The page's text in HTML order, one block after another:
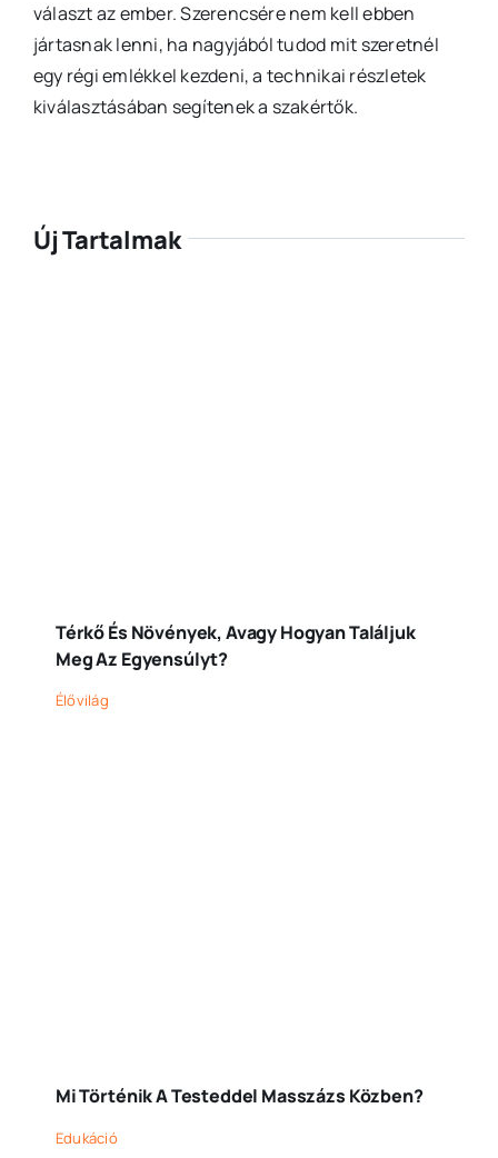
választ az ember. Szerencsére nem kell ebben
jártasnak lenni, ha nagyjából tudod mit szeretnél
egy régi emlékkel kezdeni, a technikai részletek
kiválasztásában segítenek a szakértők.
Új Tartalmak
Térkő És Növények, Avagy Hogyan Találjuk
Meg Az Egyensúlyt?
Élővilág
Mi Történik A Testeddel Masszázs Közben?
Edukáció